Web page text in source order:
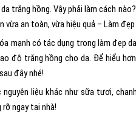
trắng hồng. Vậy phải làm cách
an toàn, vừa hiệu quả – Làm
mạnh có tác dụng trong làm đẹp
độ trắng hồng cho da. Để hiểu
sau đây nhé!
liệu khác như sữa tươi,
ngay tại nhà!